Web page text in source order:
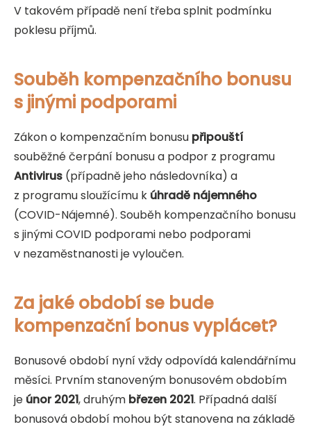
V takovém případě není třeba splnit podmínku
poklesu příjmů.
Souběh kompenzačního bonusu
s jinými podporami
Zákon o kompenzačním bonusu připouští
souběžné čerpání bonusu a podpor z programu
Antivirus (případně jeho následovníka) a
z programu sloužícímu k úhradě nájemného
(COVID-Nájemné). Souběh kompenzačního bonusu
s jinými COVID podporami nebo podporami
v nezaměstnanosti je vyloučen.
Za jaké období se bude
kompenzační bonus vyplácet?
Bonusové období nyní vždy odpovídá kalendářnímu
měsíci. Prvním stanoveným bonusovém obdobím
je únor 2021, druhým březen 2021. Případná další
bonusová období mohou být stanovena na základě